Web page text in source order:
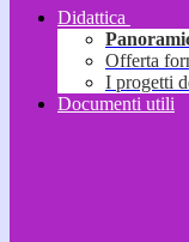
Didattica
Offerta
I progetti
Documenti utili